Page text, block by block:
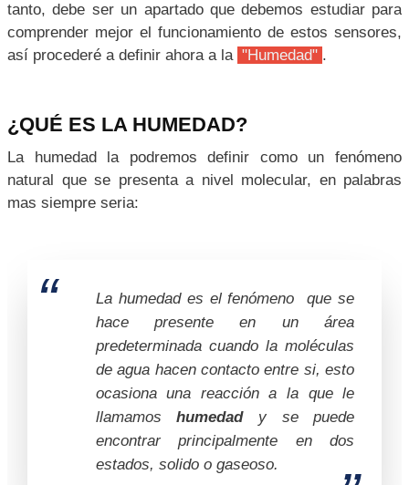
24 Funcionamiento de los sensores de humedad con
conductividad térmica
25 ¿Y qué es un termistor?
negativo
26.2 Coeficiente de temperatura positivo
27 Sensores de humedad y temperatura
28 Ventajas de los sensores de humedad con
30 Aplicaciones de los sensores de humedad de
31 ¿Cómo seleccionar un sensor de humedad?
tanto, debe ser un apartado que debemos estudiar para
comprender mejor el funcionamiento de estos sensores,
así procederé a definir ahora a la "Humedad" .
¿QUÉ ES LA HUMEDAD?
La humedad la podremos definir como un fenómeno
natural que se presenta a nivel molecular, en palabras
mas siempre seria:
La humedad es el fenómeno que se
hace presente en un área
predeterminada cuando la moléculas
de agua hacen contacto entre si, esto
ocasiona una reacción a la que le
llamamoshumedady se puede
encontrar principalmente en dos
estados, solido o gaseoso.